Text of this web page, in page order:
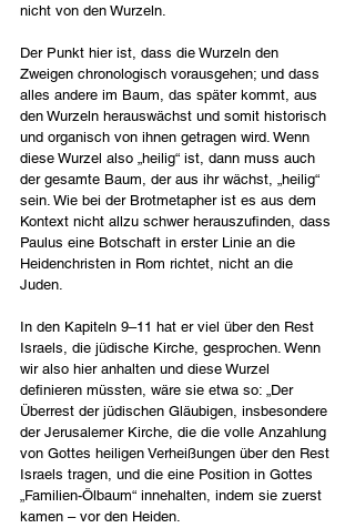
nicht von den Wurzeln.
Der Punkt hier ist, dass die Wurzeln den
Zweigen chronologisch vorausgehen; und dass
alles andere im Baum, das später kommt, aus
den Wurzeln herauswächst und somit historisch
und organisch von ihnen getragen wird. Wenn
diese Wurzel also „heilig“ ist, dann muss auch
der gesamte Baum, der aus ihr wächst, „heilig“
sein. Wie bei der Brotmetapher ist es aus dem
Kontext nicht allzu schwer herauszufinden, dass
Paulus eine Botschaft in erster Linie an die
Heidenchristen in Rom richtet, nicht an die
Juden.
In den Kapiteln 9–11 hat er viel über den Rest
Israels, die jüdische Kirche, gesprochen. Wenn
wir also hier anhalten und diese Wurzel
definieren müssten, wäre sie etwa so: „Der
Überrest der jüdischen Gläubigen, insbesondere
der Jerusalemer Kirche, die die volle Anzahlung
von Gottes heiligen Verheißungen über den Rest
Israels tragen, und die eine Position in Gottes
„Familien-Ölbaum“ innehalten, indem sie zuerst
kamen – vor den Heiden.